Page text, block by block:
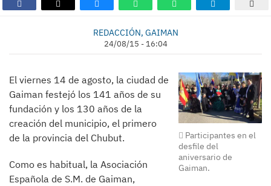
REDACCIÓN, GAIMAN
24/08/15 - 16:04
Participantes en el
desfile del
aniversario de
Gaiman.
El viernes 14 de agosto, la ciudad de
Gaiman festejó los 141 años de su
fundación y los 130 años de la
creación del municipio, el primero
de la provincia del Chubut.
Como es habitual, la Asociación
Española de S.M. de Gaiman,